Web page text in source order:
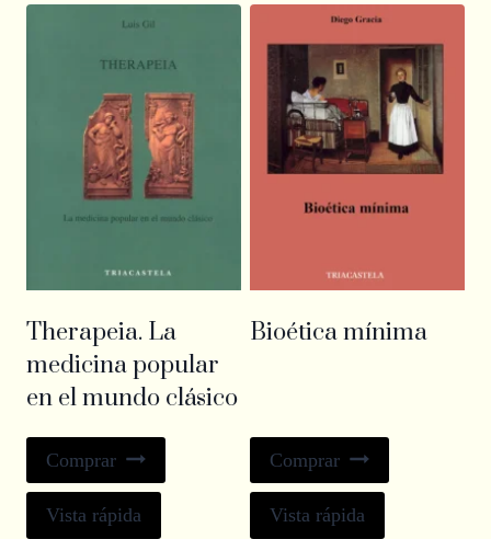
Therapeia. La
medicina popular
en el mundo clásico
Comprar
Vista rápida
Bioética mínima
Comprar
Vista rápida